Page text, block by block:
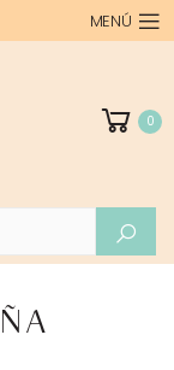
MENÚ
0